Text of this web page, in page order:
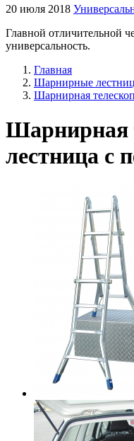
20 июля 2018
Главной отличительной
универсальность.
Главная
Шарнирные
Шарнирная
Шарнирная
лестница с